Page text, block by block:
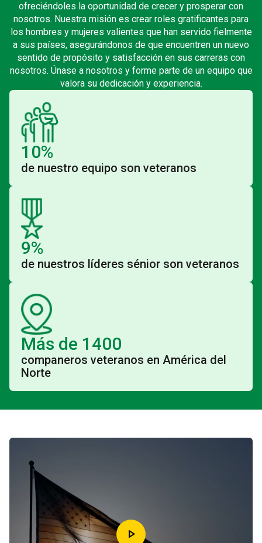
ofreciéndoles la oportunidad de crecer y prosperar con
nosotros. Nuestra misión es crear roles gratificantes para
los hombres y mujeres valientes que han servido fielmente
a sus países, asegurándonos de que encuentren un nuevo
sentido de propósito y satisfacción en sus carreras con
nosotros. Únase a nosotros y forme parte de un equipo que
valora su dedicación y experiencia.
10%
de nuestro equipo son veteranos
9%
de nuestros líderes sénior son veteranos
Más de 1400
companeros veteranos en América del
Norte
play_arrow